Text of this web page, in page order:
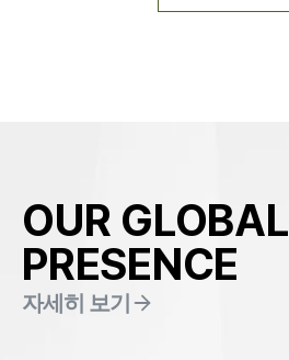
OUR GLOBAL
PRESENCE
자세히 보기